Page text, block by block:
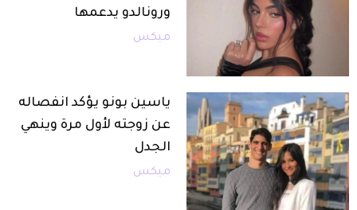
ورونالدو يدعمها
ميكس
ياسين بونو يؤكد انفصاله
عن زوجته لأول مرة وينهي
الجدل
ميكس